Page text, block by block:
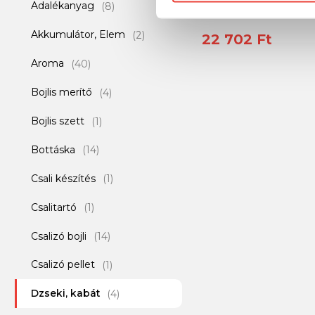
Adalékanyag (8)
Akkumulátor, Elem (2)
Aroma (40)
Bojlis merítő (4)
Bojlis szett (1)
Bottáska (14)
Csali készítés (1)
Csalitartó (1)
Csalizó bojli (14)
Csalizó pellet (1)
Dzseki, kabát (4)
22 702 Ft